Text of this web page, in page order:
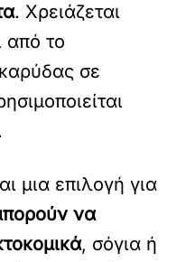
. Χρειάζεται
από το
σε
μια επιλογή για
να
, σόγια ή